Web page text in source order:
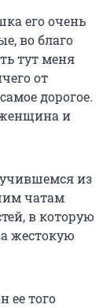
его очень
во благо
тут меня
от
дорогое.
женщина и
из
чатам
в которую
жестокую
ее того